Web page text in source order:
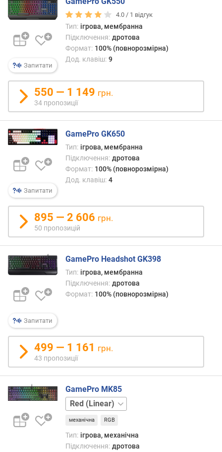
(
м
)
а
.
і
д
(
а
г
і
і
(
м
м
)
х
д
д
о
с
п
р
а
ц
ю
а
Запитати
4.0 / 1 відгук
Тип: ігрова, мембранна
Підключення: дротова
Формат: 100% (повнорозмірна)
Дод. клавіш: 9
550 — 1 149 грн.
34 пропозиції
Запитати
GamePro GK650
Тип: ігрова, мембранна
Підключення: дротова
Формат: 100% (повнорозмірна)
Дод. клавіш: 4
895 — 2 606 грн.
50 пропозицій
Запитати
GamePro Headshot GK398
Тип: ігрова, мембранна
Підключення: дротова
Формат: 100% (повнорозмірна)
499 — 1 161 грн.
43 пропозиції
GamePro MK85
Blue
(Clicky)
механічна RGB
Тип: ігрова, механічна
Підключення: дротова